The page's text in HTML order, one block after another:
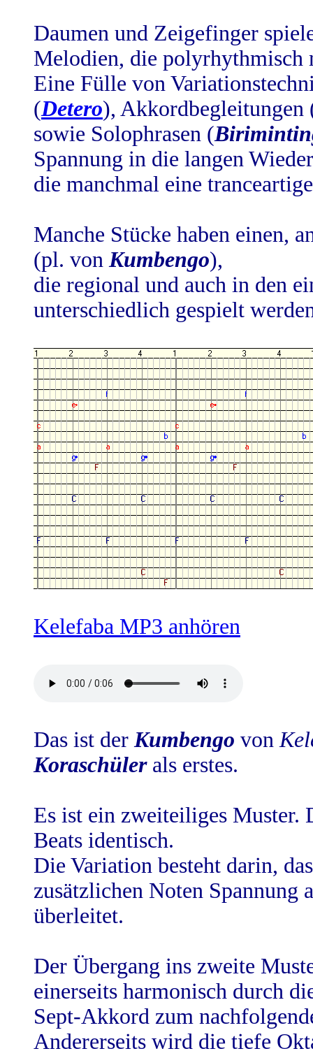
Daumen und Zeigefinger
Melodien, die polyrhythmisch
Eine Fülle von
(Detero), Akkordbegleitungen
sowie Solophrasen (
Spannung in die langen
die manchmal eine
Manche Stücke haben einen,
(pl. vonKumbengo),
die regional und auch in den
unterschiedlich gespielt
Kelefaba MP3 anhören
Das ist derKumbengo von
Koraschülerals erstes.
Es ist ein zweiteiliges Muster.
Beats identisch.
Die Variation besteht darin,
zusätzlichen Noten Spannung
überleitet.
Der Übergang ins zweite
einerseits harmonisch durch
Sept-Akkord zum
Andererseits wird die tiefe